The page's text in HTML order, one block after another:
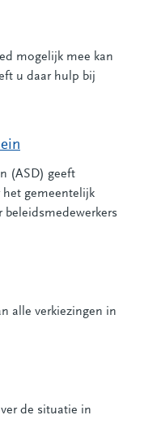
mogelijk mee kan
u daar hulp bij
(ASD) geeft
het gemeentelijk
beleidsmedewerkers
alle verkiezingen in
de situatie in